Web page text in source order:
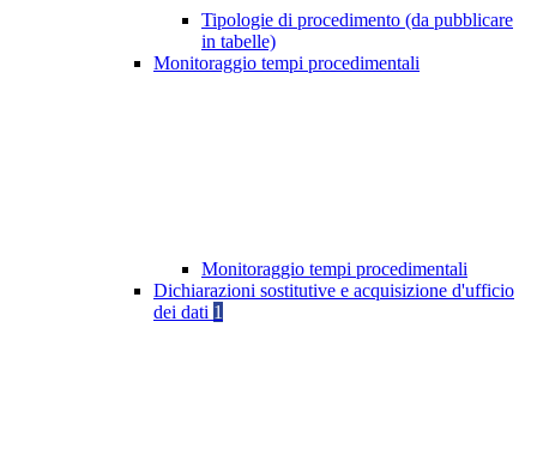
Tipologie di procedimento (da pubblicare
in tabelle)
Monitoraggio tempi procedimentali
Monitoraggio tempi procedimentali
Dichiarazioni sostitutive e acquisizione d'ufficio
dei dati 1